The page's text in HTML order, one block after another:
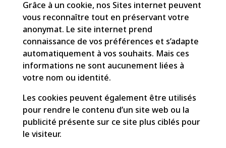
Grâce à un cookie, nos Sites internet peuvent
vous reconnaître tout en préservant votre
anonymat. Le site internet prend
connaissance de vos préférences et s’adapte
automatiquement à vos souhaits. Mais ces
informations ne sont aucunement liées à
votre nom ou identité.
Les cookies peuvent également être utilisés
pour rendre le contenu d’un site web ou la
publicité présente sur ce site plus ciblés pour
le visiteur.